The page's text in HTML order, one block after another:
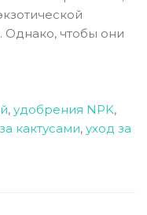
Однако, чтобы они
, удобрения NPK,
кактусами, уход за